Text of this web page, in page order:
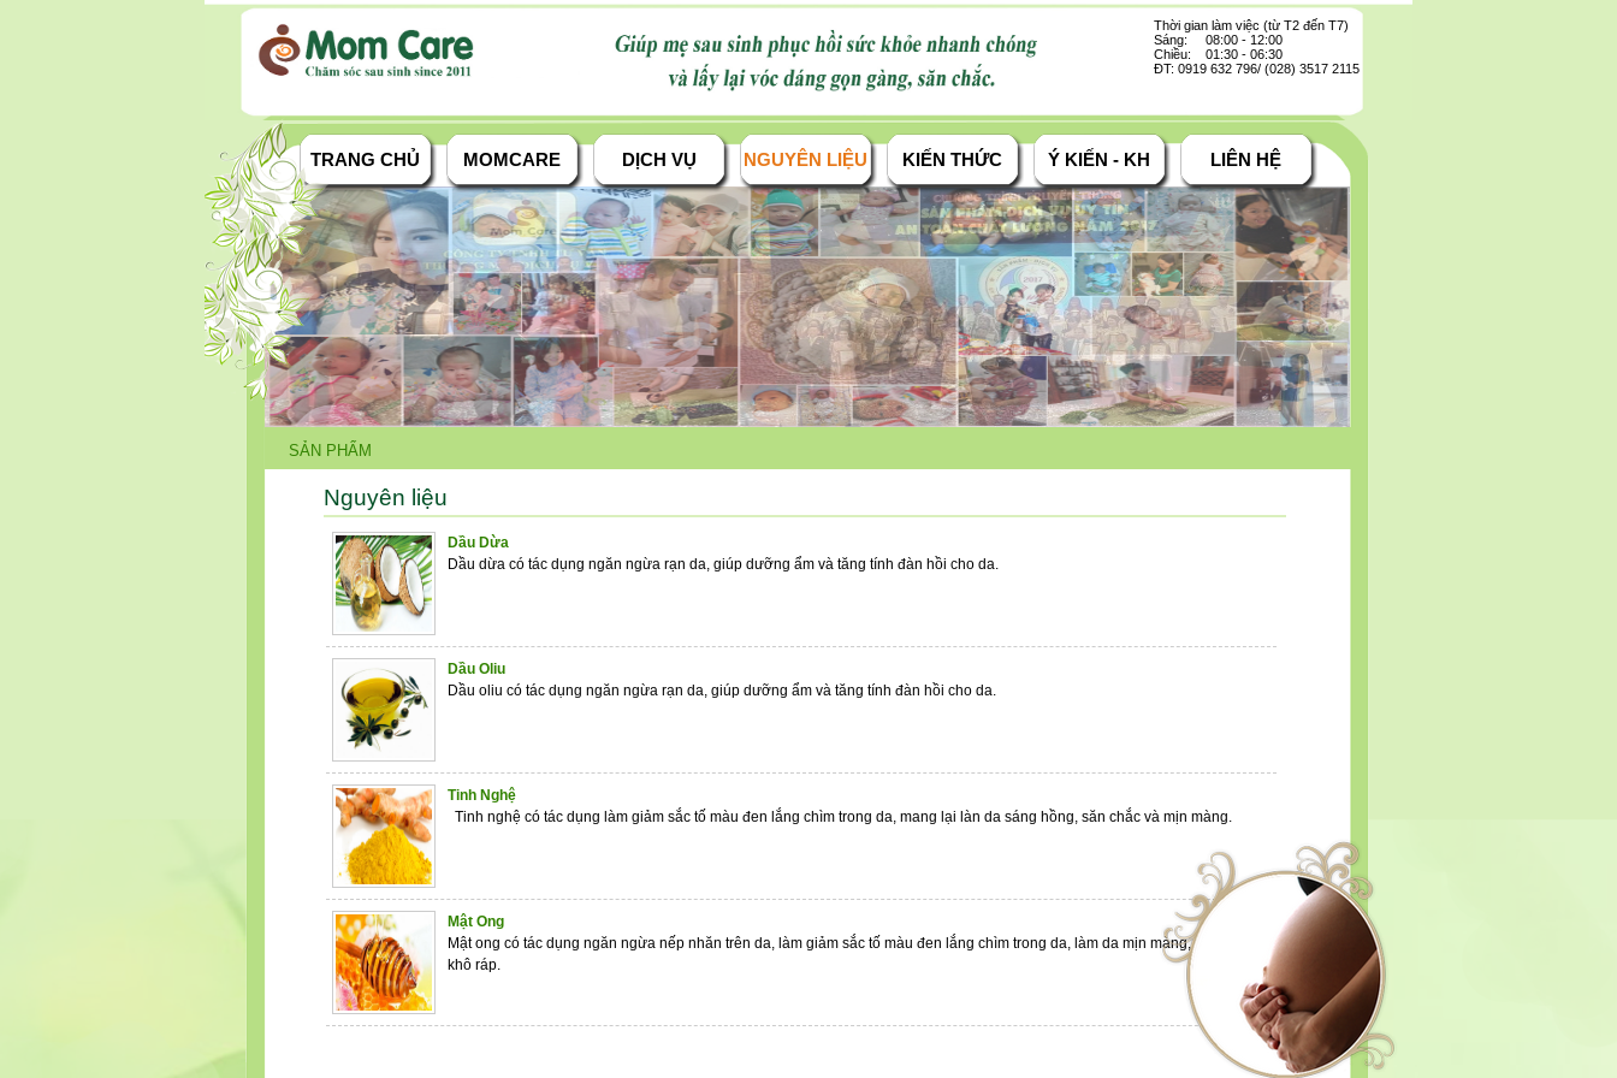
Thời gian làm việc (từ T2 đến T7)
Sáng: 08:00 - 12:00
Chiều: 01:30 - 06:30
ĐT: 0919 632 796/ (028) 3517 2115
TRANG CHỦ MOMCARE DỊCH VỤ NGUYÊN LIỆU KIẾN THỨC Ý KIẾN - KH LIÊN HỆ
SẢN PHẨM
Nguyên liệu
Dầu Dừa
Dầu dừa có tác dụng ngăn ngừa rạn da, giúp dưỡng ẩm và tăng tính đàn hồi cho da.
Dầu Oliu
Dầu oliu có tác dụng ngăn ngừa rạn da, giúp dưỡng ẩm và tăng tính đàn hồi cho da.
Tinh Nghệ
Tinh nghệ có tác dụng làm giảm sắc tố màu đen lắng chìm trong da, mang lại làn da sáng hồng, săn chắc và mịn màng.
Mật Ong
Mật ong có tác dụng ngăn ngừa nếp nhăn trên da, làm giảm sắc tố màu đen lắng chìm trong da, làm da mịn màng, không còn
khô ráp.